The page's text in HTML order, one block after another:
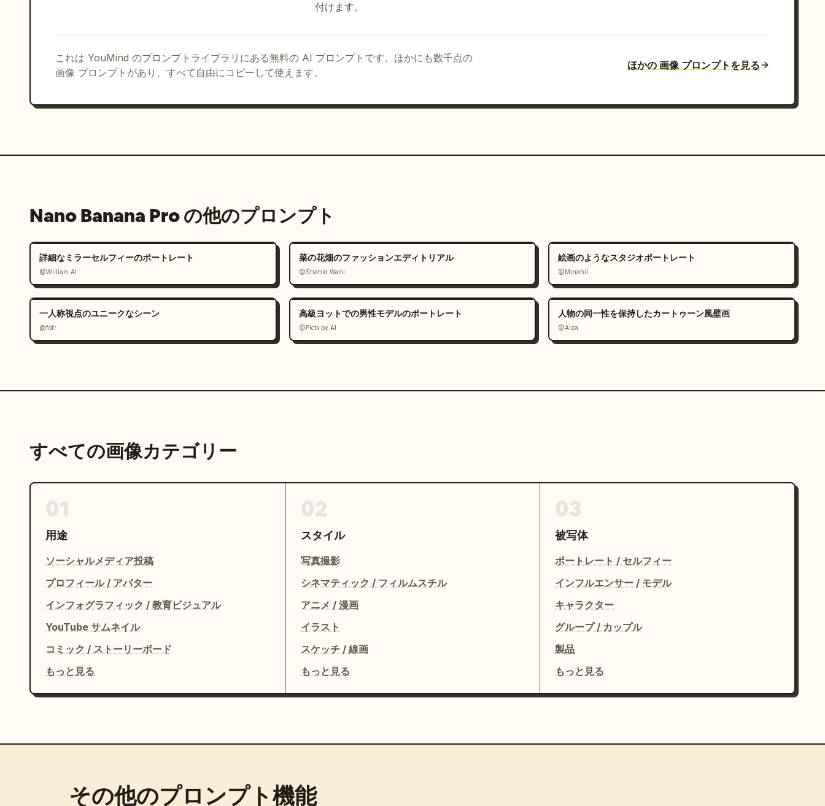
付けます。
これは YouMind のプロンプトライブラリにある無料の AI プロンプトです。ほかにも数千点の
画像 プロンプトがあり、すべて自由にコピーして使えます。
ほかの 画像 プロンプトを見る
Nano Banana Pro の他のプロンプト
詳細なミラーセルフィーのポートレート
@William AI
菜の花畑のファッションエディトリアル
@Shahid Wani
絵画のようなスタジオポートレート
@Minahil
一人称視点のユニークなシーン
@fofr
高級ヨットでの男性モデルのポートレート
@Picts by AI
人物の同一性を保持したカートゥーン風壁画
@Aiza
すべての画像カテゴリー
用途
ソーシャルメディア投稿
プロフィール / アバター
インフォグラフィック / 教育ビジュアル
YouTube サムネイル
コミック / ストーリーボード
もっと見る
スタイル
写真撮影
シネマティック / フィルムスチル
アニメ / 漫画
イラスト
スケッチ / 線画
もっと見る
被写体
ポートレート / セルフィー
インフルエンサー / モデル
キャラクター
グループ / カップル
製品
もっと見る
その他のプロンプト機能